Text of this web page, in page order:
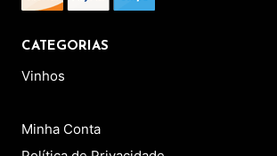
CATEGORIAS
Vinhos
Minha Conta